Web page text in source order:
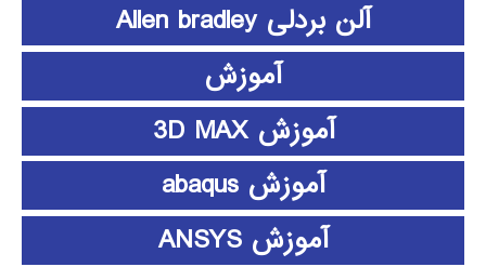
آلن بردلی Allen bradley
آموزش
آموزش 3D MAX
آموزش abaqus
آموزش ANSYS